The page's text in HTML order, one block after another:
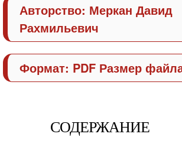
Авторство: Меркан Давид
Рахмильевич
Формат: PDF Размер
СОДЕРЖАНИЕ